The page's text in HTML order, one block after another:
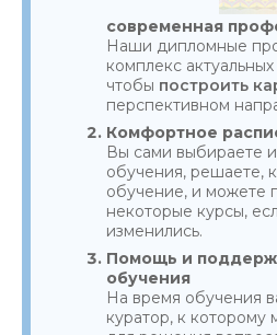
современная
Наши дипломные
комплекс
чтобы построить
перспективном
Комфортное
Вы сами выбираете
обучения, решаете,
обучение, и можете
некоторые курсы,
изменились.
Помощь и
обучения
На время обучения
куратор, к